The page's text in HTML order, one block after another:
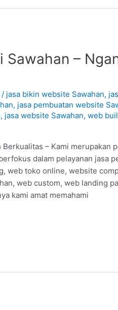
Sawahan –
/ jasa bikin website Sawahan,
, jasa pembuatan website
, jasa website Sawahan,web
– Kami merupakan
dalam pelayanan jasa
web toko online, website
web custom, web landing
kami amat memahami